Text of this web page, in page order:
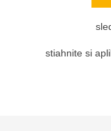
stiahnite si